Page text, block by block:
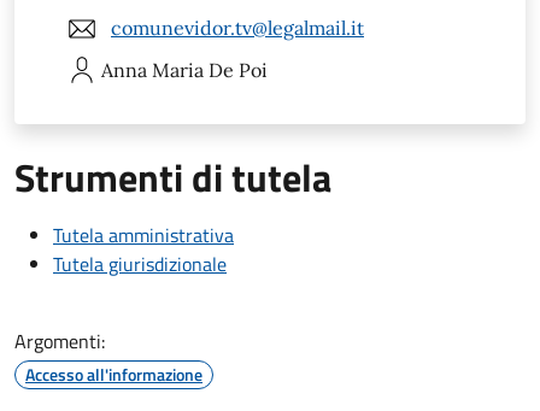
comunevidor.tv@legalmail.it
Anna Maria De Poi
Strumenti di tutela
Tutela amministrativa
Tutela giurisdizionale
Argomenti:
Accesso all'informazione